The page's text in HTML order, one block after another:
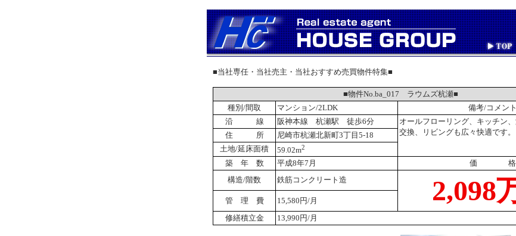
■当社専任・当社売主・当社おすすめ売買物件特集■
■物件No.ba_017 ラウムズ杭瀬■
種別/間取
マンション/2LDK
備考/コメント
沿 線
阪神本線 杭瀬駅 徒歩6分
オールフローリング、キッチン
交換、リビングも広々快適です。
住 所
尼崎市杭瀬北新町3丁目5-18
土地/延床面積
59.02m2
築 年 数 平成8年7月
価 格
構造/階数
鉄筋コンクリート造 2,098
管 理 費
15,580円/月
修繕積立金
13,990円/月